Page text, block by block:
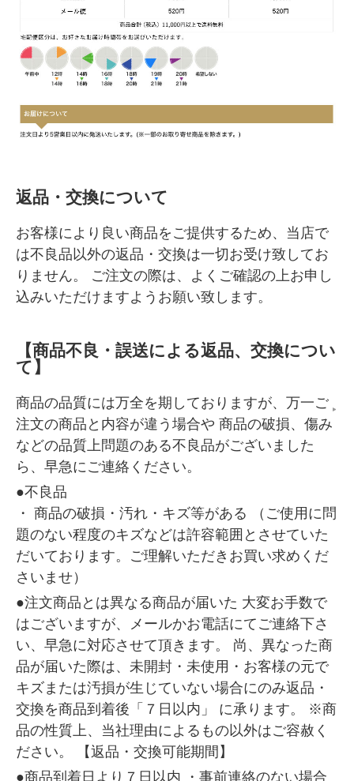
返品・交換について
お客様により良い商品をご提供するため、当店で
は不良品以外の返品・交換は一切お受け致してお
りません。 ご注文の際は、よくご確認の上お申し
込みいただけますようお願い致します。
【商品不良・誤送による返品、交換につい
て】
商品の品質には万全を期しておりますが、万一ご
注文の商品と内容が違う場合や 商品の破損、傷み
などの品質上問題のある不良品がございました
ら、早急にご連絡ください。
●不良品
・ 商品の破損・汚れ・キズ等がある （ご使用に問
題のない程度のキズなどは許容範囲とさせていた
だいております。ご理解いただきお買い求めくだ
さいませ）
●注文商品とは異なる商品が届いた 大変お手数で
はございますが、メールかお電話にてご連絡下さ
い、早急に対応させて頂きます。 尚、異なった商
品が届いた際は、未開封・未使用・お客様の元で
キズまたは汚損が生じていない場合にのみ返品・
交換を商品到着後「７日以内」 に承ります。 ※商
品の性質上、当社理由によるもの以外はご容赦く
ださい。 【返品・交換可能期間】
●商品到着日より７日以内 ・事前連絡のない場合